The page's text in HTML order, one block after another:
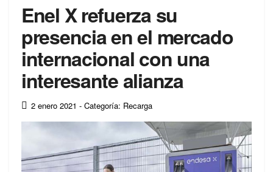
Enel X refuerza su
presencia en el mercado
internacional con una
interesante alianza
2 enero 2021 - Categoría: Recarga